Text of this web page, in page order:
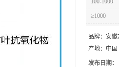
≥1000
品牌： 安徽
产地： 中国
发布日期：